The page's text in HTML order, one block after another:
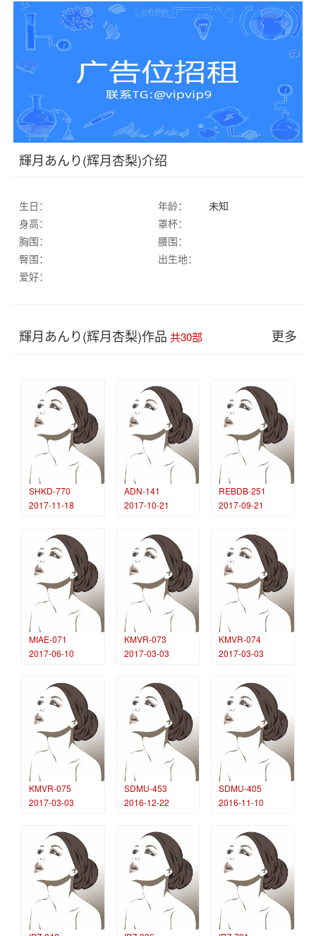
輝月あんり(辉月杏梨)介绍
生日： 年龄：
未知
身高：
罩杯：
胸围：
腰围：
臀围：
出生地：
爱好：
更多
輝月あんり(辉月杏梨)作品 共30部
SHKD-770
2017-11-18
ADN-141
2017-10-21
REBDB-251
2017-09-21
MIAE-071
2017-06-10
KMVR-073
2017-03-03
KMVR-074
2017-03-03
KMVR-075
2017-03-03
SDMU-453
2016-12-22
SDMU-405
2016-11-10